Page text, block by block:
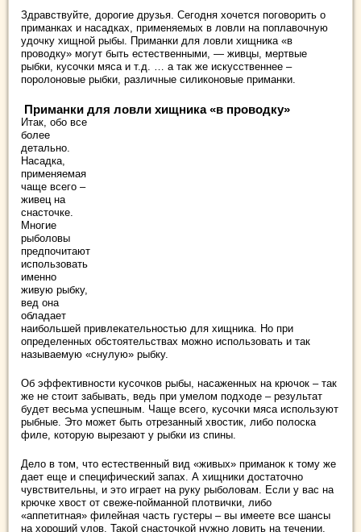
Здравствуйте, дорогие друзья. Сегодня хочется поговорить о
приманках и насадках, применяемых в ловли на поплавочную
удочку хищной рыбы. Приманки для ловли хищника «в
проводку» могут быть естественными, — живцы, мертвые
рыбки, кусочки мяса и т.д. … а так же искусственнее –
поролоновые рыбки, различные силиконовые приманки.
Приманки для ловли хищника «в проводку»
Итак, обо все
более
детально.
Насадка,
применяемая
чаще всего –
живец на
снасточке.
Многие
рыболовы
предпочитают
использовать
именно
живую рыбку,
вед она
обладает
наибольшей привлекательностью для хищника. Но при
определенных обстоятельствах можно использовать и так
называемую «снулую» рыбку.
Об эффективности кусочков рыбы, насаженных на крючок – так
же не стоит забывать, ведь при умелом подходе – результат
будет весьма успешным. Чаще всего, кусочки мяса используют
рыбные. Это может быть отрезанный хвостик, либо полоска
филе, которую вырезают у рыбки из спины.
Дело в том, что естественный вид «живых» приманок к тому же
дает еще и специфический запах. А хищники достаточно
чувствительны, и это играет на руку рыболовам. Если у вас на
крючке хвост от свеже-пойманной плотвички, либо
«аппетитная» филейная часть густеры – вы имеете все шансы
на хороший улов. Такой снасточкой нужно ловить на течении.